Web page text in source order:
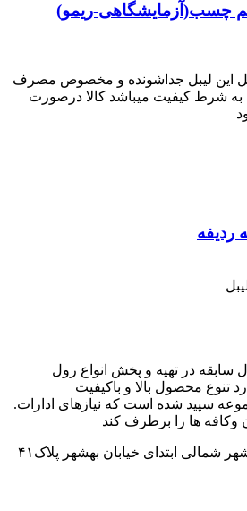
۲۰۰عدد لیبل این لیبل جداشونده و مخصوص مصرف
به شرط کیفیت میباشد کالا درصورت
اداری سپید ۱۵ سال سابقه در تهیه و پخش انواع رول
تنوع محصول بالا و باکیفیت
سپید شده است که نیازهای ادارات.
و‌کافه ها را برطرف کند
شمالی ابتدای خیابان بهشهر پلاک۴۱